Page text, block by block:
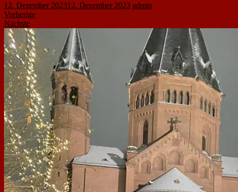
12. Dezember 202312. Dezember 2023 admin
Vorherige
Nächste